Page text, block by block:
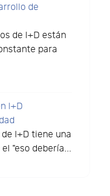
de
de I+D están
para
I+D
I+D tiene una
"eso debería...